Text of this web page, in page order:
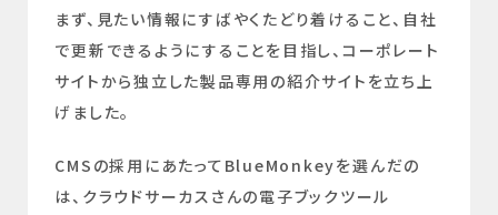
まず、見たい情報にすばやくたどり着けること、自社
で更新できるようにすることを目指し、コーポレート
サイトから独立した製品専用の紹介サイトを立ち上
げました。
CMSの採用にあたってBlueMonkeyを選んだの
は、クラウドサーカスさんの電子ブックツール